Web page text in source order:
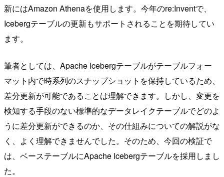
新にはAmazon Athenaを使用します。今年のre:Inventで、
Icebergテーブルの更新もサポートされることを期待してい
ます。
筆者としては、Apache Icebergテーブルがテーブルフォー
マット内で時系列のスナップショットを保持しているため、
差分更新が可能であることは理解できます。しかし、変更を
検知する手段のない標準的なデータレイクテーブルでどのよ
うに差分更新ができるのか、その仕組みについての解説がな
く、よく理解できませんでした。そのため、今回の検証で
は、ベーステーブルにApache Icebergテーブルを採用しまし
た。